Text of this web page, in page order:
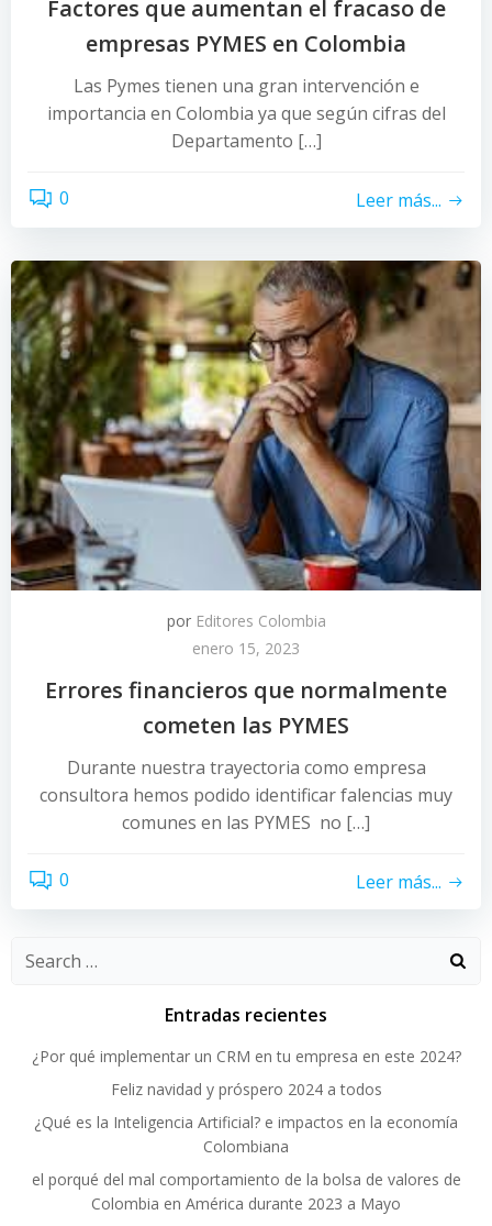
Factores que aumentan el fracaso de
empresas PYMES en Colombia
Las Pymes tienen una gran intervención e
importancia en Colombia ya que según cifras del
Departamento […]
0 Leer más...
por Editores Colombia
enero 15, 2023
Errores financieros que normalmente
cometen las PYMES
Durante nuestra trayectoria como empresa
consultora hemos podido identificar falencias muy
comunes en las PYMES no […]
0 Leer más...
Search
Entradas recientes
¿Por qué implementar un CRM en tu empresa en este 2024?
Feliz navidad y próspero 2024 a todos
¿Qué es la Inteligencia Artificial? e impactos en la economía
Colombiana
el porqué del mal comportamiento de la bolsa de valores de
Colombia en América durante 2023 a Mayo